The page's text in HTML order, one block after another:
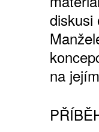
diskusi
na10
365
ČLENSKÁ